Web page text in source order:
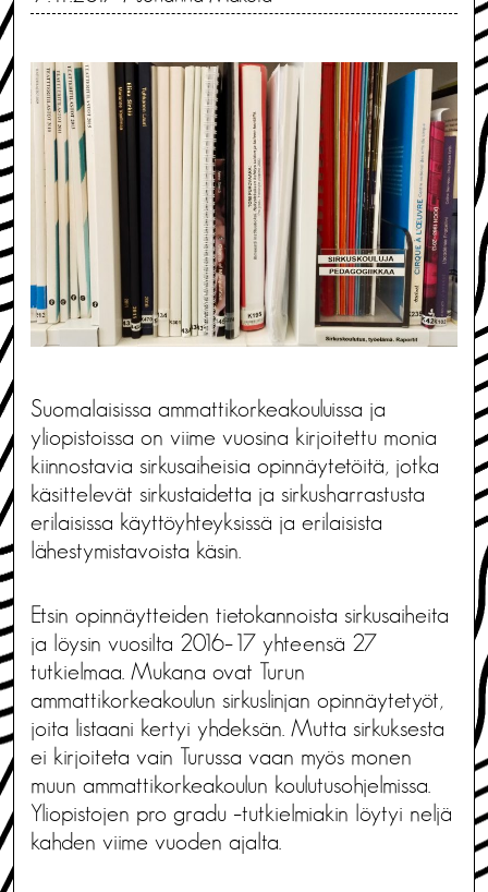
Suomalaisissa ammattikorkeakouluissa ja
yliopistoissa on viime vuosina kirjoitettu monia
kiinnostavia sirkusaiheisia opinnäytetöitä, jotka
käsittelevät sirkustaidetta ja sirkusharrastusta
erilaisissa käyttöyhteyksissä ja erilaisista
lähestymistavoista käsin.
Etsin opinnäytteiden tietokannoista sirkusaiheita
ja löysin vuosilta 2016–17 yhteensä 27
tutkielmaa. Mukana ovat Turun
ammattikorkeakoulun sirkuslinjan opinnäytetyöt,
joita listaani kertyi yhdeksän. Mutta sirkuksesta
ei kirjoiteta vain Turussa vaan myös monen
muun ammattikorkeakoulun koulutusohjelmissa.
Yliopistojen pro gradu –tutkielmiakin löytyi neljä
kahden viime vuoden ajalta.